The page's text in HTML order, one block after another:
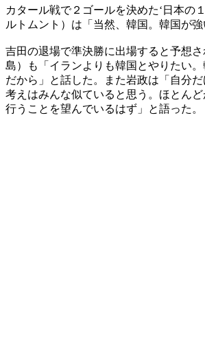
カタール戦で２ゴールを決めた‘日本の
ルトムント）は「当然、韓国。韓国が強
吉田の退場で準決勝に出場すると予想
島）も「イランよりも韓国とやりたい
だから」と話した。また岩政は「自分
考えはみんな似ていると思う。ほとん
行うことを望んでいるはず」と語った。